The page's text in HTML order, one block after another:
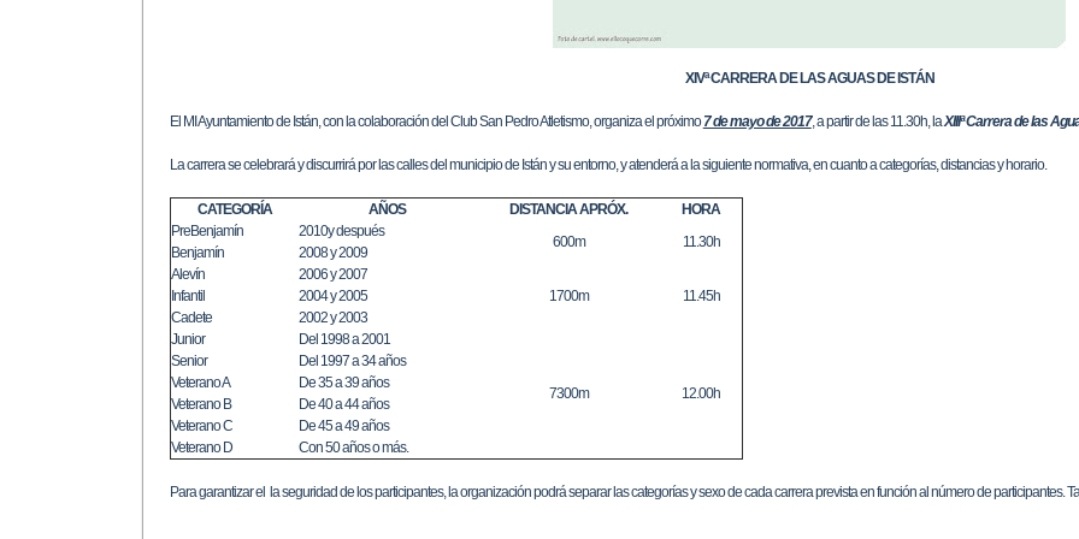
XIVª CARRERA DE LAS AGUAS DE ISTÁN
El MI Ayuntamiento de Istán, con la colaboración del Club San Pedro Atletismo, organiza el próximo7 de mayo de 2017, a partir de las 11.30h, laXIIIª Carrera de las
La carrera se celebrará y discurrirá por las calles del municipio de Istán y su entorno, y atenderá a la siguiente normativa, en cuanto a categorías, distancias y horario.
CATEGORÍA AÑOS DISTANCIA APRÓX.
HORA
PreBenjamín
2010y después
600m 11.30h
Benjamín
2008 y 2009
Alevín
2006 y 2007
1700m
11.45h
Infantil
2004 y 2005
Cadete
2002 y 2003
Junior
Del 1998 a 2001
7300m 12.00h
Senior
Del 1997 a 34 años
Veterano A
De 35 a 39 años
Veterano B
De 40 a 44 años
Veterano C
De 45 a 49 años
Veterano D
Con 50 años o más.
Para garantizar el la seguridad de los participantes, la organización podrá separar las categorías y sexo de cada carrera prevista en función al número de participantes.